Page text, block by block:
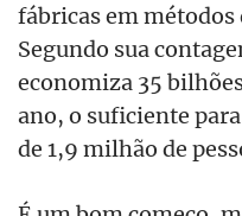
fábricas em
Segundo sua
economiza 35
ano, o suficiente
de 1,9 milhão de